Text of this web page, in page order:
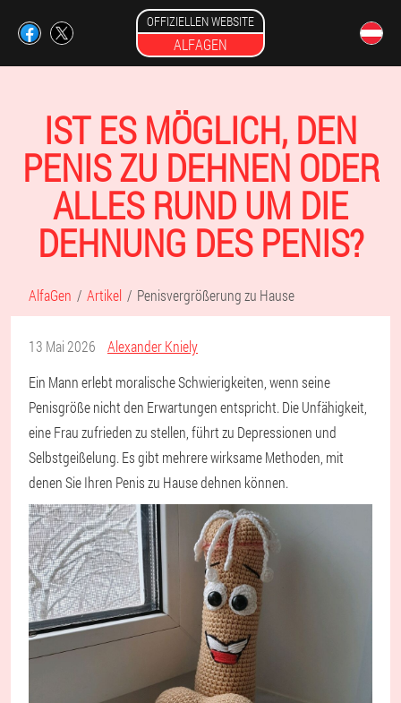
OFFIZIELLEN WEBSITE
ALFAGEN
IST ES MÖGLICH, DEN
PENIS ZU DEHNEN ODER
ALLES RUND UM DIE
DEHNUNG DES PENIS?
AlfaGen Artikel Penisvergrößerung zu Hause
13 Mai 2026
Alexander Kniely
Ein Mann erlebt moralische Schwierigkeiten, wenn seine
Penisgröße nicht den Erwartungen entspricht. Die Unfähigkeit,
eine Frau zufrieden zu stellen, führt zu Depressionen und
Selbstgeißelung. Es gibt mehrere wirksame Methoden, mit
denen Sie Ihren Penis zu Hause dehnen können.